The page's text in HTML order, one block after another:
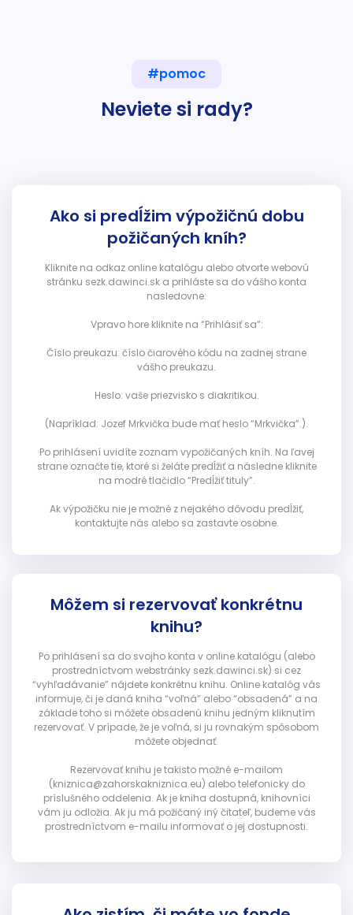
#pomoc
Neviete si rady?
Ako si predĺžim výpožičnú dobu
požičaných kníh?
Kliknite na odkaz online katalógu alebo otvorte webovú
stránku sezk.dawinci.sk a prihláste sa do vášho konta
nasledovne:
Vpravo hore kliknite na “Prihlásiť sa”:
Číslo preukazu: číslo čiarového kódu na zadnej strane
vášho preukazu.
Heslo: vaše priezvisko s diakritikou.
(Napríklad: Jozef Mrkvička bude mať heslo “Mrkvička”.).
Po prihlásení uvidíte zoznam vypožičaných kníh. Na ľavej
strane označte tie, ktoré si želáte predĺžiť a následne kliknite
na modré tlačidlo “Predĺžiť tituly”.
Ak výpožičku nie je možné z nejakého dôvodu predĺžiť,
kontaktujte nás alebo sa zastavte osobne.
Môžem si rezervovať konkrétnu
knihu?
Po prihlásení sa do svojho konta v online katalógu (alebo
prostredníctvom webstránky sezk.dawinci.sk) si cez
“vyhľadávanie” nájdete konkrétnu knihu. Online katalóg vás
informuje, či je daná kniha “voľná” alebo “obsadená” a na
základe toho si môžete obsadenú knihu jedným kliknutím
rezervovať. V prípade, že je voľná, si ju rovnakým spôsobom
môžete objednať.
Rezervovať knihu je takisto možné e-mailom
(kniznica@zahorskakniznica.eu) alebo telefonicky do
príslušného oddelenia. Ak je kniha dostupná, knihovníci
vám ju odložia. Ak ju má požičaný iný čitateľ, budeme vás
prostredníctvom e-mailu informovať o jej dostupnosti.